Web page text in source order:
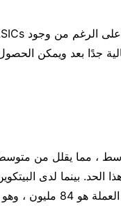
جدًا بعد ويمكن
لديها كتل كل 2.5 دقيقة في المتوسط ،
أربعة أضعاف.